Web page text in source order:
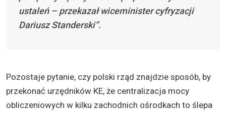
ustaleń – przekazał wiceminister cyfryzacji
Dariusz Standerski”.
Pozostaje pytanie, czy polski rząd znajdzie sposób, by
przekonać urzędników KE, że centralizacja mocy
obliczeniowych w kilku zachodnich ośrodkach to ślepa